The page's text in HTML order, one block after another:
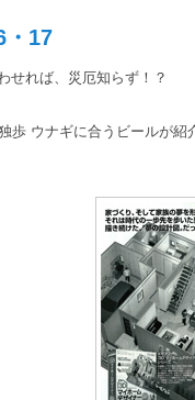
・17
せれば、災厄知らず！？
ウナギに合うビールが紹